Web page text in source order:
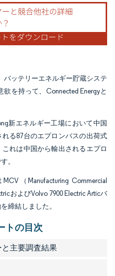
はCC BY 4.0の表示が必要です。
バッテリーエネルギー貯蔵システ
を持って、Connected Energyと
新エネルギー工場において中国
る87台のエプロンバスの出荷式
れは中国から輸出されるエプロ
。
MCV（Manufacturing Commercial
およびVolvo 7900 Electric Articバ
締結しました。
トの目次
主要調査結果